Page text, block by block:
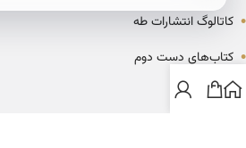
• کاتالوگ انتشارات طه
• کتاب‌های دست دوم
• بلاگ